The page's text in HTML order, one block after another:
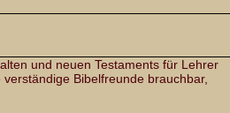
und neuen Testaments für Lehrer
Bibelfreunde brauchbar,